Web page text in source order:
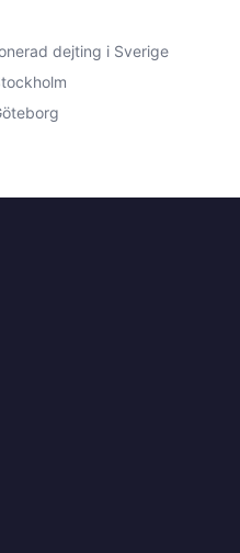
dejting i Sverige